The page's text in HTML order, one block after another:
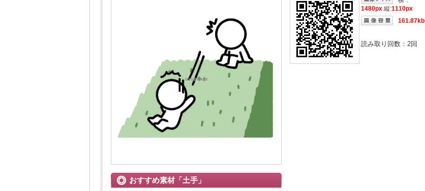
おすすめ素材「土手」
1480px 縦:1110px
161.87kb
読み取り回数： 2回